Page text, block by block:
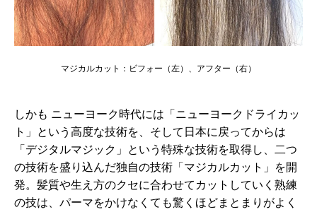
マジカルカット：ビフォー（左）、アフター（右）
しかも ニューヨーク時代には「ニューヨークドライカッ
ト」という高度な技術を、そして日本に戻ってからは
「デジタルマジック」という特殊な技術を取得し、二つ
の技術を盛り込んだ独自の技術「マジカルカット」を開
発。髪質や生え方のクセに合わせてカットしていく熟練
の技は、パーマをかけなくても驚くほどまとまりがよく